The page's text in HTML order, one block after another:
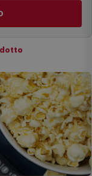
di uscita indicata